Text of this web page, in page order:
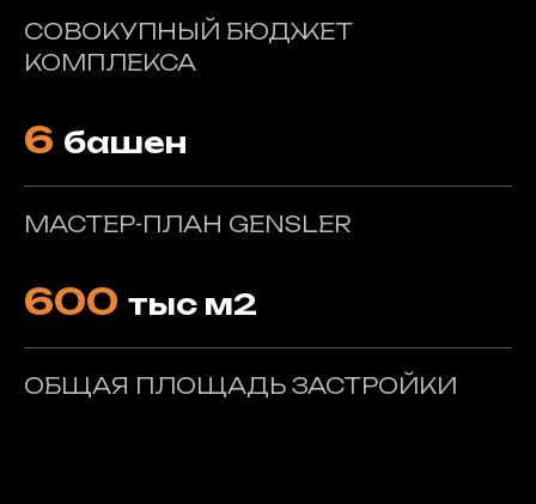
СОВОКУПНЫЙ БЮДЖЕТ
КОМПЛЕКСА
6 башен
МАСТЕР-ПЛАН GENSLER
600 тыс м2
ОБЩАЯ ПЛОЩАДЬ ЗАСТРОЙКИ